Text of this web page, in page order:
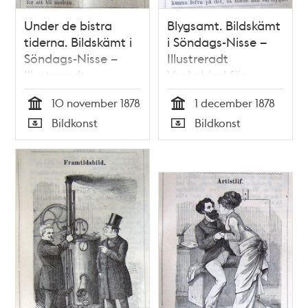
Under de bistra
tiderna. Bildskämt i
Söndags-Nisse –
Illustreradt
Veckoblad för
Skämt, Humor och
Satir, nr 45, den 10
november 1878
Tid
10 november 1878
Typ
Bildkonst
Blygsamt. Bildskämt
i Söndags-Nisse –
Illustreradt
Veckoblad för
Skämt, Humor och
Satir, nr 48, den 1
december 1878
Tid
1 december 1878
Typ
Bildkonst